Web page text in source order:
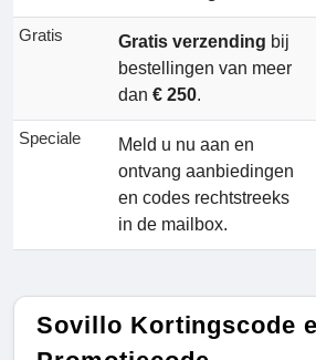
Gratis Gratis verzending bij
bestellingen van meer
dan € 250.
Speciale
Meld u nu aan en
ontvang aanbiedingen
en codes rechtstreeks
in de mailbox.
Sovillo Kortingscode